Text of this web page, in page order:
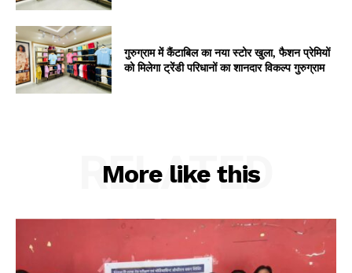
गुरुग्राम में कैंटाबिल का नया स्टोर खुला, फैशन प्रेमियों
को मिलेगा ट्रेंडी परिधानों का शानदार विकल्प गुरुग्राम
More like this
RELATED